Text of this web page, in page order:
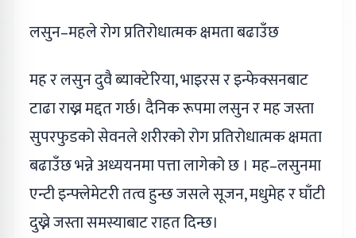
लसुन–महले रोग प्रतिरोधात्मक क्षमता बढाउँछ
मह र लसुन दुवै ब्याक्टेरिया, भाइरस र इन्फेक्सनबाट
टाढा राख्न मद्दत गर्छ। दैनिक रूपमा लसुन र मह जस्ता
सुपरफुडको सेवनले शरीरको रोग प्रतिरोधात्मक क्षमता
बढाउँछ भन्ने अध्ययनमा पत्ता लागेको छ । मह–लसुनमा
एन्टी इन्फ्लेमेटरी तत्व हुन्छ जसले सूजन, मधुमेह र घाँटी
दुख्ने जस्ता समस्याबाट राहत दिन्छ।